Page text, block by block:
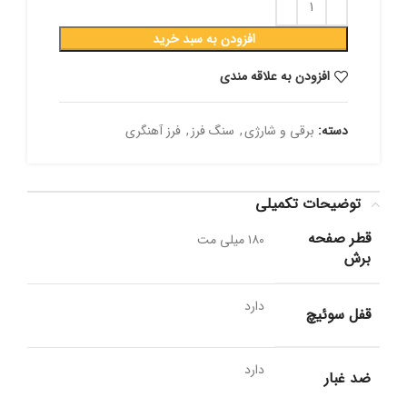
افزودن به سبد خرید
افزودن به علاقه مندی
دسته: برقی و شارژی, سنگ فرز, فرز آهنگری
توضیحات تکمیلی
قطر صفحه
برش
۱۸۰ میلی مت
قفل سوئیچ دارد
ضد غبار دارد